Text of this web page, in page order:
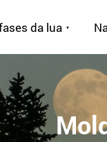
da lua